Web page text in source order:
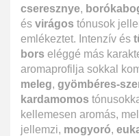
cseresznye,
és virágos tónusok
emlékeztet. Intenzív és
bors eléggé más
aromaprofilja sokkal
meleg, gyömbéres-
kardamomos
kellemesen aromás,
jellemzi, mogyoró,